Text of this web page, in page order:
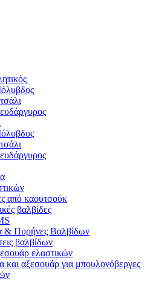
από καουτσούκ
βαλβίδες
& Πυρήνες Βαλβίδων
βαλβίδων
ελαστικών
και αξεσουάρ για μπουλονόβεργες